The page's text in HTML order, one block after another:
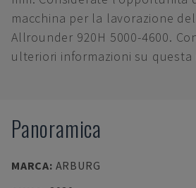
macchina per la lavorazione
Allrounder 920H 5000-4600.
ulteriori informazioni su questa
Panoramica
MARCA: ARBURG